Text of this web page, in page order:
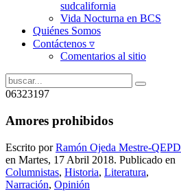
sudcalifornia
Vida Nocturna en BCS
Quiénes Somos
Contáctenos ▿
Comentarios al sitio
06323197
Amores prohibidos
Escrito porRamón Ojeda Mestre-QEPD
en Martes, 17 Abril 2018. Publicado en
Columnistas, Historia, Literatura,
Narración, Opinión